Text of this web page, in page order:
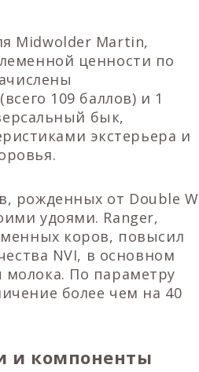
Midwolder Martin,
ценности по
109 баллов) и 1
бык,
экстерьера и
рожденных от Double W
удоями. Ranger,
коров, повысил
NVI, в основном
По параметру
более чем на 40
и компоненты